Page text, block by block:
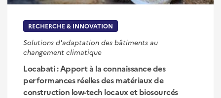
RECHERCHE & INNOVATION
Solutions d'adaptation des bâtiments au
changement climatique
Locabati : Apport à la connaissance des
performances réelles des matériaux de
construction low-tech locaux et biosourcés